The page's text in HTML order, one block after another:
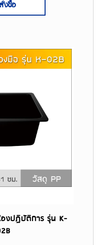
งซื้อ
งปฏิบัติการ รุ่น K-